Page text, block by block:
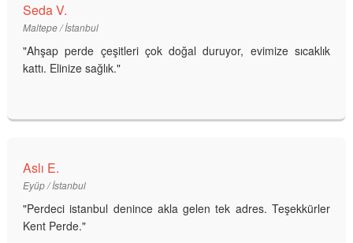
Seda V.
Maltepe / İstanbul
"Ahşap perde çeşitleri çok doğal duruyor, evimize sıcaklık
kattı. Elinize sağlık."
Aslı E.
Eyüp / İstanbul
"Perdeci istanbul denince akla gelen tek adres. Teşekkürler
Kent Perde."